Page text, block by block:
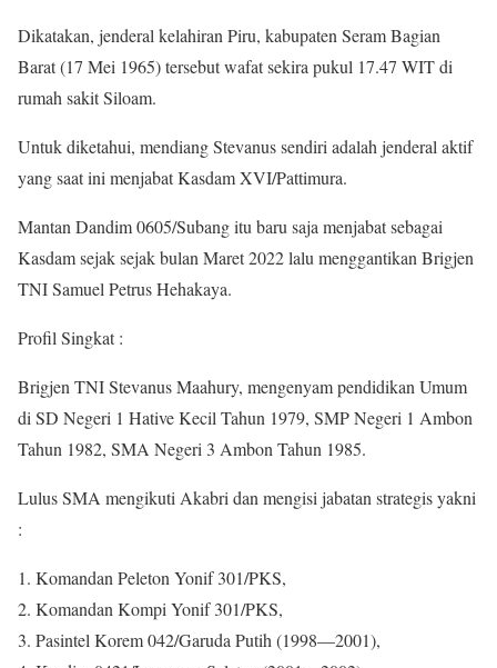
Dikatakan, jenderal kelahiran Piru, kabupaten Seram Bagian
Barat (17 Mei 1965) tersebut wafat sekira pukul 17.47 WIT di
rumah sakit Siloam.
Untuk diketahui, mendiang Stevanus sendiri adalah jenderal aktif
yang saat ini menjabat Kasdam XVI/Pattimura.
Mantan Dandim 0605/Subang itu baru saja menjabat sebagai
Kasdam sejak sejak bulan Maret 2022 lalu menggantikan Brigjen
TNI Samuel Petrus Hehakaya.
Profil Singkat :
Brigjen TNI Stevanus Maahury, mengenyam pendidikan Umum
di SD Negeri 1 Hative Kecil Tahun 1979, SMP Negeri 1 Ambon
Tahun 1982, SMA Negeri 3 Ambon Tahun 1985.
Lulus SMA mengikuti Akabri dan mengisi jabatan strategis yakni
:
Komandan Peleton Yonif 301/PKS,
Komandan Kompi Yonif 301/PKS,
Pasintel Korem 042/Garuda Putih (1998—2001),